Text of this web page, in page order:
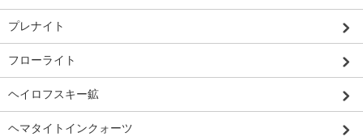
プレナイト
フローライト
ヘイロフスキー鉱
ヘマタイトインクォーツ